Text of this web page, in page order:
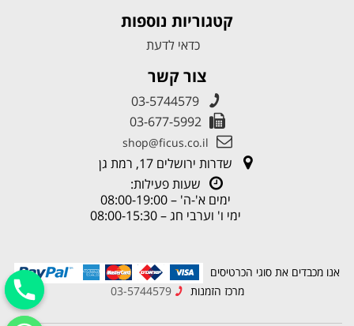
קטגוריות נוספות
כדאי לדעת
צור קשר
03-5744579
03-677-5992
shop@ficus.co.il
שדרות ירושלים 17, רמת גן
שעות פעילות:
ימים א'-ה' – 08:00-19:00
ימי ו' וערבי חג – 08:00-15:30
אנו מכבדים את סוגי הכרטיסים
מרכז הזמנות
03-5744579